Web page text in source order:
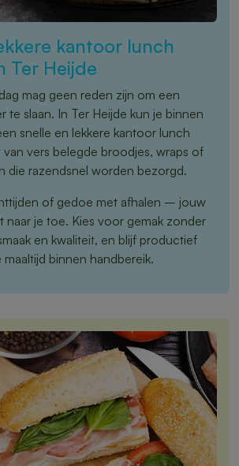
kantoor lunch
Ter Heijde
mag geen reden zijn om een
te slaan. In Ter Heijde kun je binnen
snelle en lekkere kantoor lunch
van vers belegde broodjes, wraps of
die razendsnel worden bezorgd.
of gedoe met afhalen – jouw
naar je toe. Kies voor gemak zonder
en kwaliteit, en blijf productief
binnen handbereik.